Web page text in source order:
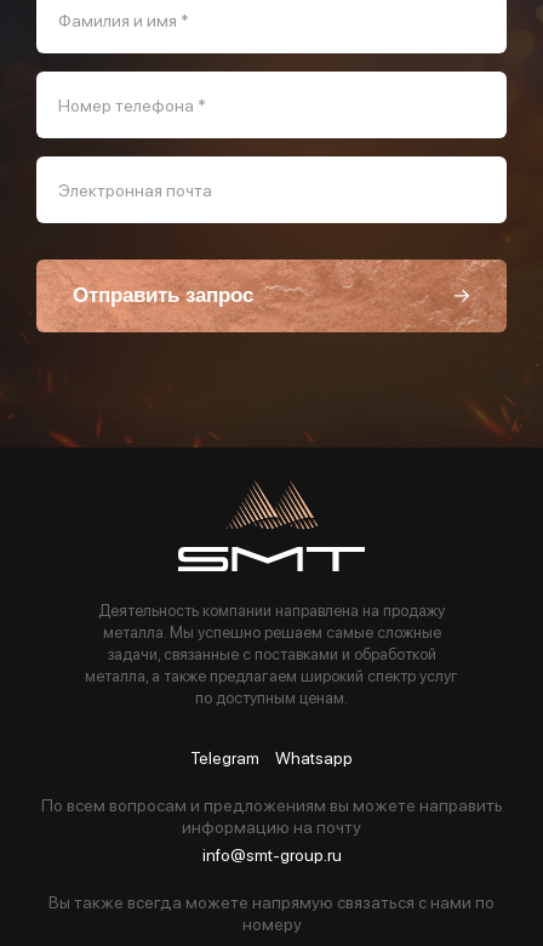
Фамилия и имя *
Номер телефона *
Электронная почта
Отправить запрос
Пользуясь данной формой вы соглашаетесь с политикой компании
Деятельность компании направлена на продажу
металла. Мы успешно решаем самые сложные
задачи, связанные с поставками и обработкой
металла, а также предлагаем широкий спектр услуг
по доступным ценам.
Telegram Whatsapp
По всем вопросам и предложениям вы можете направить
информацию на почту
info@smt-group.ru
Вы также всегда можете напрямую связаться с нами по
номеру